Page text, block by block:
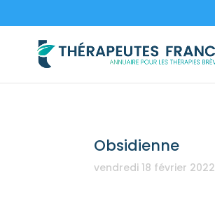
Obsidienne
vendredi 18 février 2022